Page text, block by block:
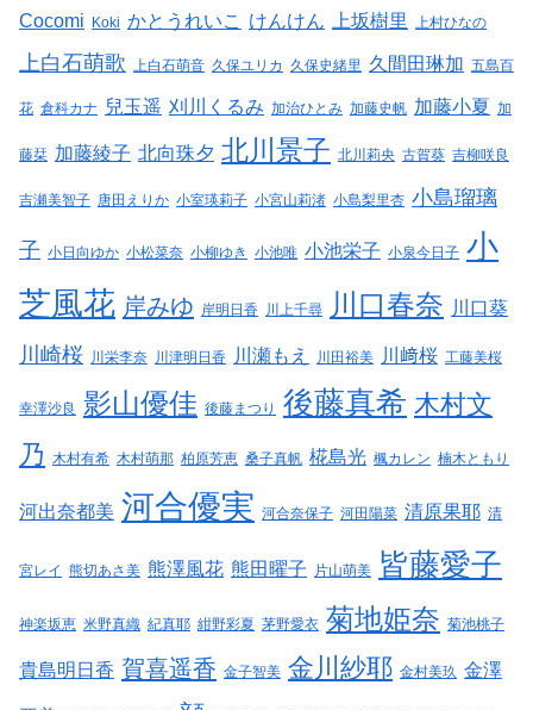
Cocomi Koki かとうれいこ けんけん 上坂樹里 上村ひなの
上白石萌歌 上白石萌音 久保ユリカ 久保史緒里 久間田琳加 五島百
花 倉科カナ 兒玉遥 刈川くるみ 加治ひとみ 加藤史帆 加藤小夏 加
藤栞 加藤綾子 北向珠夕 北川景子 北川莉央 古賀葵 吉柳咲良
吉瀬美智子 唐田えりか 小室瑛莉子 小宮山莉渚 小島梨里杏 小島瑠璃
子 小日向ゆか 小松菜奈 小柳ゆき 小池唯 小池栄子 小泉今日子 小
芝風花 岸みゆ 岸明日香 川上千尋 川口春奈 川口葵
川崎桜 川栄李奈 川津明日香 川瀬もえ 川田裕美 川﨑桜 工藤美桜
幸澤沙良 影山優佳 後藤まつり 後藤真希 木村文
乃
木村有希 木村萌那 柏原芳恵 桑子真帆 椛島光 楓カレン 楠木ともり
河出奈都美 河合優実 河合奈保子 河田陽菜 清原果耶 清
宮レイ 熊切あさ美 熊澤風花 熊田曜子 片山萌美 皆藤愛子
神楽坂恵 米野真織 紀真耶 紺野彩夏 茅野愛衣 菊地姫奈 菊池桃子
貴島明日香 賀喜遥香 金子智美 金川紗耶 金村美玖 金澤